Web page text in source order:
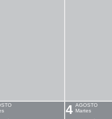
4 AGOSTO
Martes